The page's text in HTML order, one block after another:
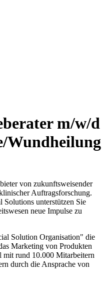
m/w/d
Wundheilung
von zukunftsweisender
Auftragsforschung.
unterstützen Sie
neue Impulse zu
Solution Organisation" die
Marketing von Produkten
mit rund 10.000 Mitarbeitern
durch die Ansprache von